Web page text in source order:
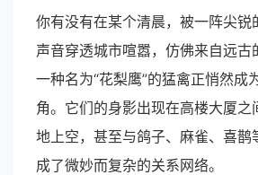
你有没有在某个清晨，被一阵尖锐
声音穿透城市喧嚣，仿佛来自远古
一种名为“花梨鹰”的猛禽正悄然成
角。它们的身影出现在高楼大厦之
地上空，甚至与鸽子、麻雀、喜鹊
成了微妙而复杂的关系网络。